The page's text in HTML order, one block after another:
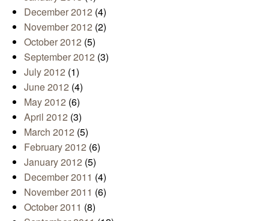
December 2012 (4)
November 2012 (2)
October 2012 (5)
September 2012 (3)
July 2012 (1)
June 2012 (4)
May 2012 (6)
April 2012 (3)
March 2012 (5)
February 2012 (6)
January 2012 (5)
December 2011 (4)
November 2011 (6)
October 2011 (8)